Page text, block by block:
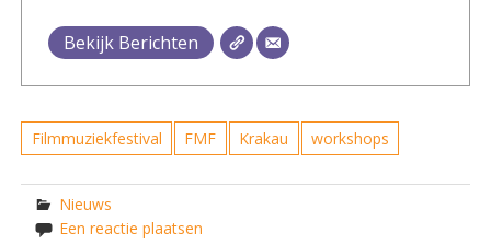
Bekijk Berichten
Filmmuziekfestival FMF Krakau workshops
Nieuws
Een reactie plaatsen